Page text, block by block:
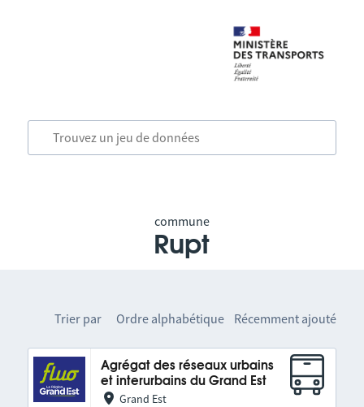
commune
Rupt
Trier par Ordre alphabétique Récemment ajouté
Agrégat des réseaux urbains
et interurbains du Grand Est
Grand Est